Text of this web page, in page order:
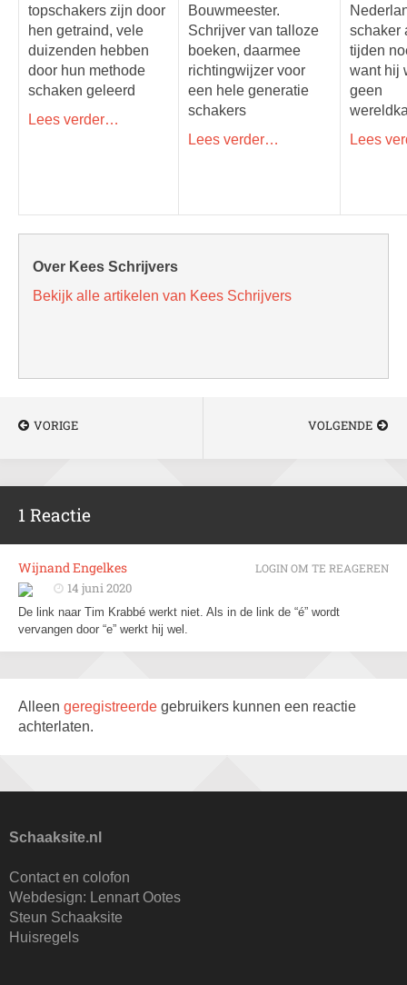
topschakers zijn door
hen getraind, vele
duizenden hebben
door hun methode
schaken geleerd
Lees verder…
Bouwmeester.
Schrijver van talloze
boeken, daarmee
richtingwijzer voor
een hele generatie
schakers
Lees verder…
schaker
tijden
want hij
geen
Lees
Over Kees Schrijvers
Bekijk alle artikelen van Kees Schrijvers
VORIGE VOLGENDE
1 Reactie
Wijnand Engelkes
14 juni 2020
De link naar Tim Krabbé werkt niet. Als in de link de “é” wordt
vervangen door “e” werkt hij wel.
LOGIN OM TE REAGEREN
Alleen geregistreerde gebruikers kunnen een reactie
achterlaten.
Schaaksite.nl
Contact en colofon
Webdesign: Lennart Ootes
Steun Schaaksite
Huisregels